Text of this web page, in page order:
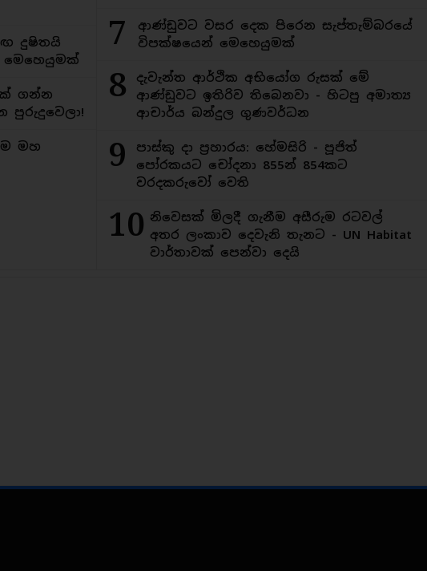
දුෂිතයි
ගන්න
පුරුදුවෙලා!
මහ
7
ආණ්ඩුවට වසර දෙක පිරෙන සැප්තැම්බරයේ
විපක්ෂයෙන් මෙහෙයුමක්
8
දැවැන්ත ආර්ථික අභියෝග රුසක් මේ
ආණ්ඩුවට ඉතිරිව තිබෙනවා - හිටපු අමාත්‍ය
ආචාර්ය බන්දුල ගුණවර්ධන
9
පාස්කු දා ප්‍රහාරය: හේමසිරි - පූජිත්
පෝරකයට චෝදනා 855න් 854කට
වරදකරුවෝ වෙති
10 නිවෙසක් මිලදී ගැනීම අසීරුම රටවල්
අතර ලංකාව දෙවැනි තැනට - UN Habitat
වාර්තාවක් පෙන්වා දෙයි